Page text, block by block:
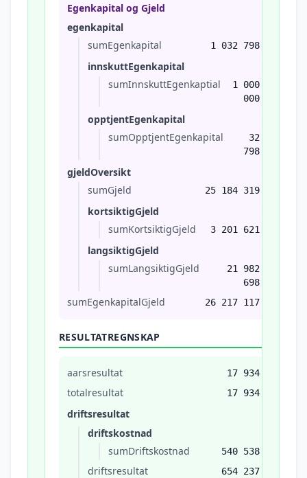
Egenkapital og Gjeld
egenkapital
sumEgenkapital
1 032 798
innskuttEgenkapital
sumInnskuttEgenkaptial
1 000
000
opptjentEgenkapital
sumOpptjentEgenkapital
32
798
gjeldOversikt
sumGjeld
25 184 319
kortsiktigGjeld
sumKortsiktigGjeld
3 201 621
langsiktigGjeld
sumLangsiktigGjeld
21 982
698
sumEgenkapitalGjeld 26 217 117
RESULTATREGNSKAP
aarsresultat 17 934
totalresultat 17 934
driftsresultat
driftskostnad
sumDriftskostnad
540 538
driftsresultat 654 237